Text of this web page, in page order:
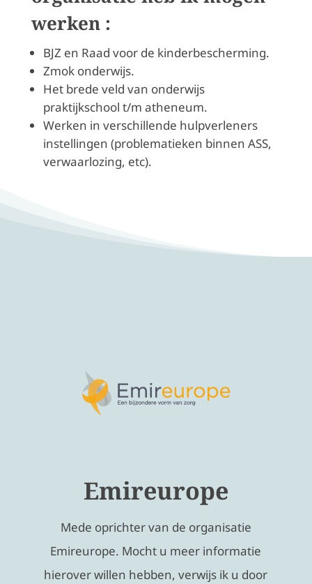
werken :
BJZ en Raad voor de kinderbescherming.
Zmok onderwijs.
Het brede veld van onderwijs
praktijkschool t/m atheneum.
Werken in verschillende hulpverleners
instellingen (problematieken binnen ASS,
verwaarlozing, etc).
Emireurope
Mede oprichter van de organisatie
Emireurope. Mocht u meer informatie
hierover willen hebben, verwijs ik u door